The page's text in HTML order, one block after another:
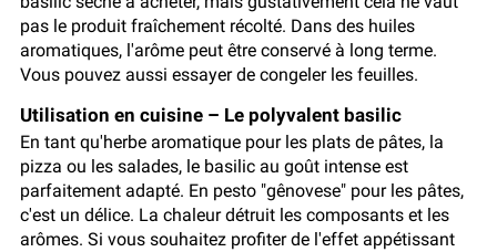
pas le produit fraîchement récolté. Dans des huiles
aromatiques, l'arôme peut être conservé à long terme.
Vous pouvez aussi essayer de congeler les feuilles.
Utilisation en cuisine – Le polyvalent basilic
En tant qu'herbe aromatique pour les plats de pâtes, la
pizza ou les salades, le basilic au goût intense est
parfaitement adapté. En pesto "gênovese" pour les pâtes,
c'est un délice. La chaleur détruit les composants et les
arômes. Si vous souhaitez profiter de l'effet appétissant